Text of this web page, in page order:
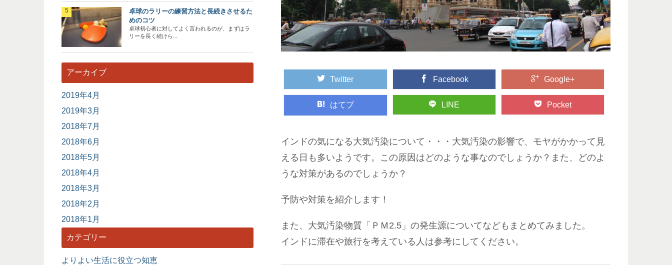
Twitter Facebook Google+
はてブ LINE Pocket
インドの気になる大気汚染について・・・大気汚染の影響で、モヤがかかって見
える日も多いようです。この原因はどのような事なのでしょうか？また、どのよ
うな対策があるのでしょうか？
予防や対策を紹介します！
また、大気汚染物質「ＰＭ2.5」の発生源についてなどもまとめてみました。
インドに滞在や旅行を考えている人は参考にしてください。
卓球のラリーの練習方法と長続きさせるた
めのコツ
卓球初心者に対してよく言われるのが、まずはラ
リーを長く続けら...
アーカイブ
2019年4月
2019年3月
2018年7月
2018年6月
2018年5月
2018年4月
2018年3月
2018年2月
2018年1月
カテゴリー
よりよい生活に役立つ知恵